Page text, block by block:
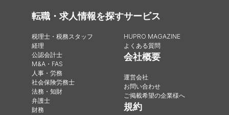
転職・求人情報を探す
税理士・税務スタッフ
経理
公認会計士
M&A・FAS
人事・労務
社会保険労務士
法務・知財
弁護士
財務
サービス
HUPRO MAGAZINE
よくある質問
会社概要
運営会社
お問い合わせ
ご掲載希望の企業様へ
規約